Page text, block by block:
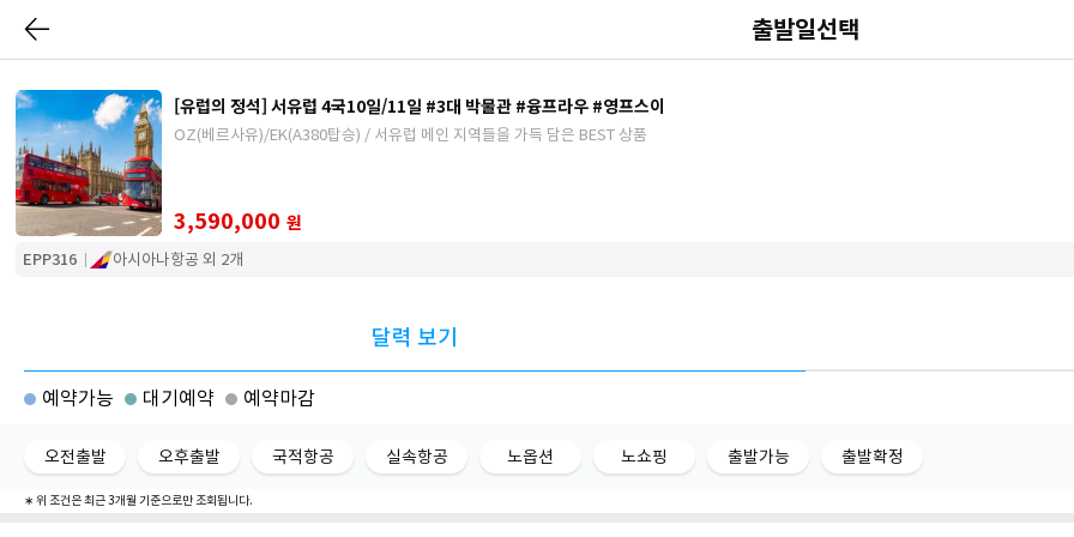
출발일선택
[유럽의 정석] 서유럽 4국10일/11일 #3대 박물관 #융프라우 #영프스이
OZ(베르사유)/EK(A380탑승) / 서유럽 메인 지역들을 가득 담은 BEST 상품
3,590,000 원
EPP316 아시아나항공 외 2개
달력 보기
예약가능 대기예약 예약마감
오전출발 오후출발 국적항공 실속항공 노옵션 노쇼핑 출발가능 출발확정
∗ 위 조건은 최근 3개월 기준으로만 조회됩니다.